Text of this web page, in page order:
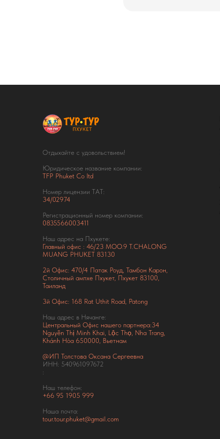
Отдыхайте с удовольствием!
Юридическое название компании:
TFP Phuket Co ltd
Номер лицензии ТАТ:
34/02974
Регистрационный номер компании:
0835566003411
Наш адрес на Пхукете:
Главный офис : 46/23 MOO.9 T.CHALONG
MUANG PHUKET 83130
2й Офис: 470/4 Патак Роуд, Тамбон Карон,
Столичный ампхе Пхукет, Пхукет 83100,
Таиланд
3й Офис: 168 Rat Uthit Road, Patong
Наш адрес в Нячанге:
Центральный Офис нашего партнера:34
Nguyễn Thị Minh Khai, Lộc Thọ, Nha Trang,
Khánh Hòa 650000, Вьетнам
@ИП Толстова Оксана Сергеевна
ИНН: 540961097672
:
Наш телефон:
+66 95 1905 999
Наша почта:
tour.tour.phuket@gmail.com